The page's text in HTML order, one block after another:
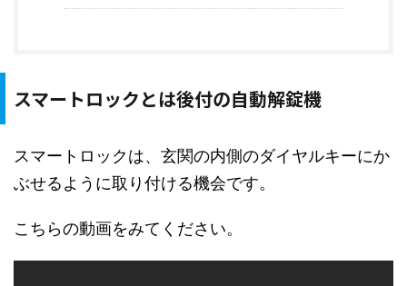
スマートロックとは後付の自動解錠機
スマートロックは、玄関の内側のダイヤルキーにか
ぶせるように取り付ける機会です。
こちらの動画をみてください。